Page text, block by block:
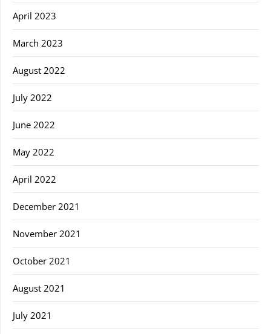
April 2023
March 2023
August 2022
July 2022
June 2022
May 2022
April 2022
December 2021
November 2021
October 2021
August 2021
July 2021